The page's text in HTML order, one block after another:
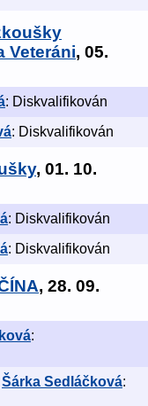
Veteráni, 05.
: Diskvalifikován
: Diskvalifikován
, 01. 10.
: Diskvalifikován
: Diskvalifikován
, 28. 09.
:
Šárka Sedláčková: